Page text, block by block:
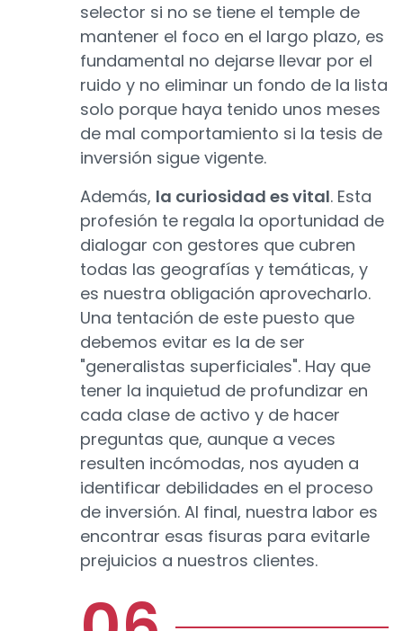
selector si no se tiene el temple de
mantener el foco en el largo plazo, es
fundamental no dejarse llevar por el
ruido y no eliminar un fondo de la lista
solo porque haya tenido unos meses
de mal comportamiento si la tesis de
inversión sigue vigente.
Además, la curiosidad es vital. Esta
profesión te regala la oportunidad de
dialogar con gestores que cubren
todas las geografías y temáticas, y
es nuestra obligación aprovecharlo.
Una tentación de este puesto que
debemos evitar es la de ser
"generalistas superficiales". Hay que
tener la inquietud de profundizar en
cada clase de activo y de hacer
preguntas que, aunque a veces
resulten incómodas, nos ayuden a
identificar debilidades en el proceso
de inversión. Al final, nuestra labor es
encontrar esas fisuras para evitarle
prejuicios a nuestros clientes.